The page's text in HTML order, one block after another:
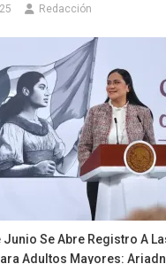
Redacción
Junio Se Abre Registro A
Adultos Mayores: